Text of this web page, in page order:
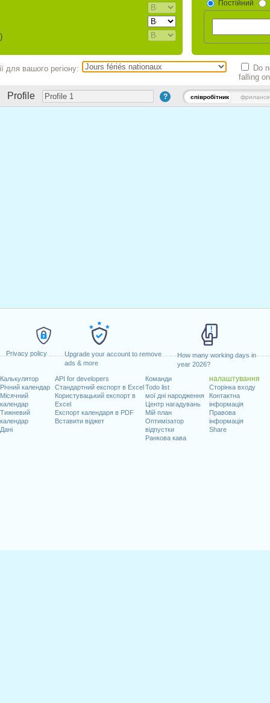
Privacy policy
Upgrade your account to remove
ads & more
How many working days in
year 2026?
Калькулятор
Річний календар
Місячний
календар
Тижневий
календар
Дані
API for developers
Стандартний експорт в Excel
Користувацький експорт в
Excel
Експорт календаря в PDF
Вставити віджет
Команди
Todo list
мої дні народження
Центр нагадувань
Мій план
Оптимізатор
відпустки
Ранкова кава
налаштування
Сторінка входу
Контактна
інформація
Правова
інформація
Share
Постійний
Profile ? співробітник
для вашого регіону:
Do
falling